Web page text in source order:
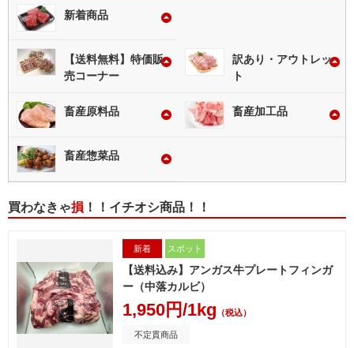
2026/05/01 ■ ■ ■ ■ご注文に関するお知らせ■ ■ ■ ■
2026/02/14 【2月14日】新着入荷情報
新着商品
【送料無料】特価販
売コーナー
訳あり・アウトレッ
ト
畜産原料品 畜産加工品
畜産惣菜品
買わなきゃ損 ！！イチオシ商品！！
新着 スポット
【送料込み】アンガス牛プレートフィンガ
ー（中落カルビ）
1,950円/1kg （税込）
不定貫商品